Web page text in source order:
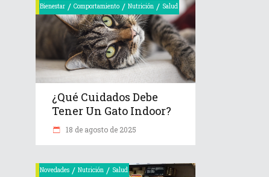
Bienestar / Comportamiento / Nutrición / Salud
¿Qué Cuidados Debe
Tener Un Gato Indoor?
18 de agosto de 2025
Novedades / Nutrición / Salud